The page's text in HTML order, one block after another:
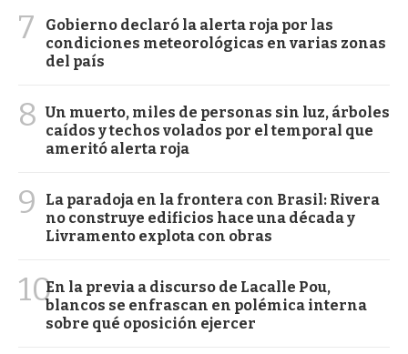
7
Gobierno declaró la alerta roja por las
condiciones meteorológicas en varias zonas
del país
8 Un muerto, miles de personas sin luz, árboles
caídos y techos volados por el temporal que
ameritó alerta roja
9
La paradoja en la frontera con Brasil: Rivera
no construye edificios hace una década y
Livramento explota con obras
10En la previa a discurso de Lacalle Pou,
blancos se enfrascan en polémica interna
sobre qué oposición ejercer